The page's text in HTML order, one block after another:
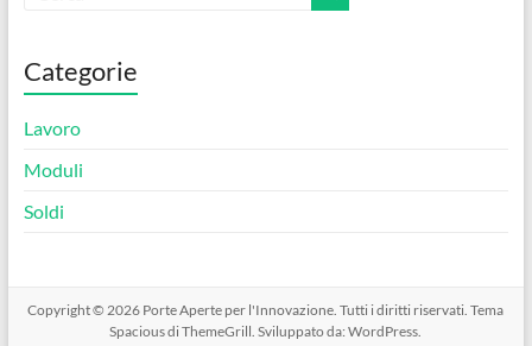
Categorie
Lavoro
Moduli
Soldi
Copyright © 2026 Porte Aperte per l'Innovazione. Tutti i diritti riservati. Tema
Spaciousdi ThemeGrill. Sviluppato da:WordPress.